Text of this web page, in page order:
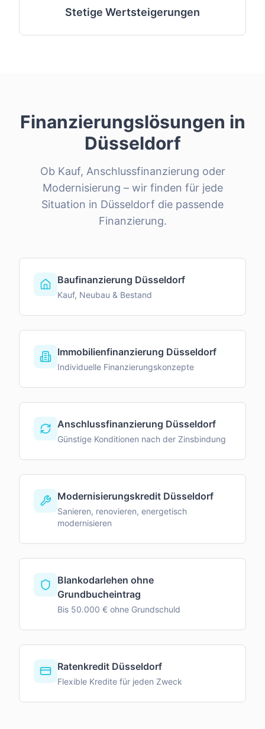
Stetige Wertsteigerungen
Finanzierungslösungen in
Düsseldorf
Ob Kauf, Anschlussfinanzierung oder
Modernisierung – wir finden für jede
Situation in Düsseldorf die passende
Finanzierung.
Baufinanzierung Düsseldorf
Kauf, Neubau & Bestand
Immobilienfinanzierung Düsseldorf
Individuelle Finanzierungskonzepte
Anschlussfinanzierung Düsseldorf
Günstige Konditionen nach der Zinsbindung
Modernisierungskredit Düsseldorf
Sanieren, renovieren, energetisch
modernisieren
Blankodarlehen ohne
Grundbucheintrag
Bis 50.000 € ohne Grundschuld
Ratenkredit Düsseldorf
Flexible Kredite für jeden Zweck